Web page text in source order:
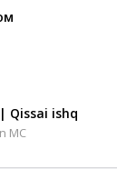
Qissai ishq
MC